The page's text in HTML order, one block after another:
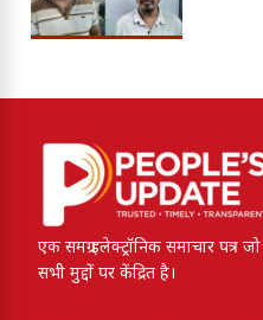
एक समग्र इलेक्ट्रॉनिक समाचार पत्र
सभी मुद्दों पर केंद्रित है।